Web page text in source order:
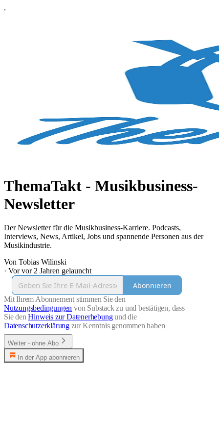
ThemaTakt - Musikbusiness-
Newsletter
Der Newsletter für die Musikbusiness-Karriere. Podcasts,
Interviews, News, Artikel, Jobs und spannende Personen aus der
Musikindustrie.
Von Tobias Wilinski
· Vor vor 2 Jahren gelauncht
Abonnieren
Mit Ihrem Abonnement stimmen Sie den
Nutzungsbedingungen von Substack zu und bestätigen, dass
Sie denHinweis zur Datenerhebungund die
Datenschutzerklärung zur Kenntnis genommen haben
Weiter - ohne Abo
In der App abonnieren